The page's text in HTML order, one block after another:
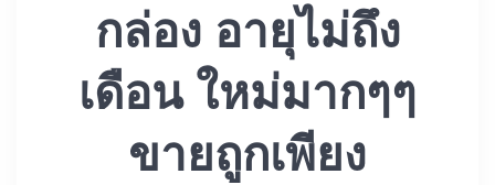
กล่อง อายุไม่ถึง
เดือน ใหม่มากๆๆ
ขายถูกเพียง